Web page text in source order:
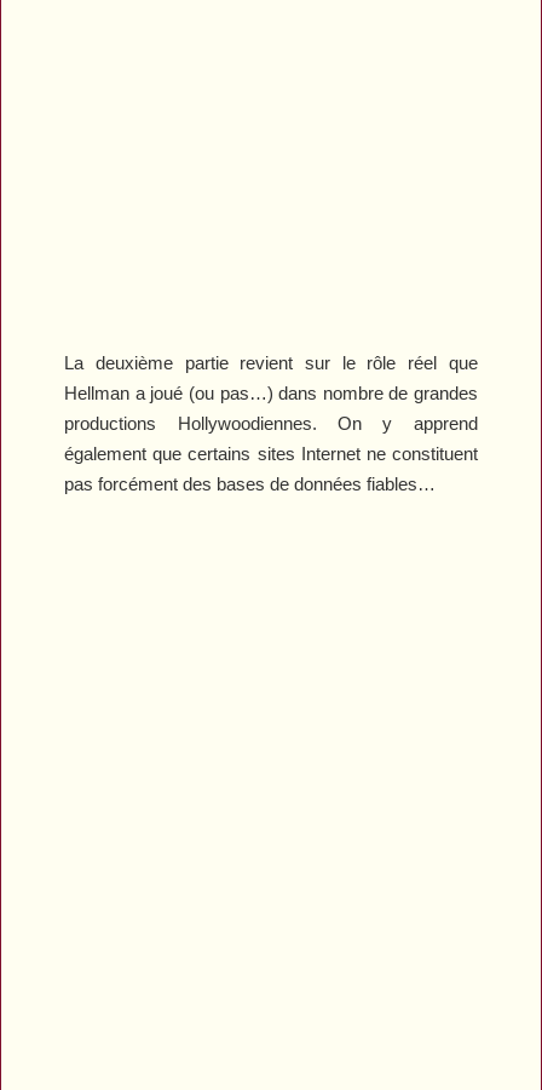
La deuxième partie revient sur le rôle réel que
Hellman a joué (ou pas…) dans nombre de grandes
productions Hollywoodiennes. On y apprend
également que certains sites Internet ne constituent
pas forcément des bases de données fiables…